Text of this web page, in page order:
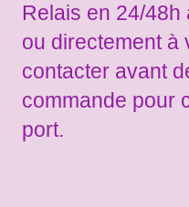
Relais en 24/48h
ou directement à
contacter avant
commande pour
port.